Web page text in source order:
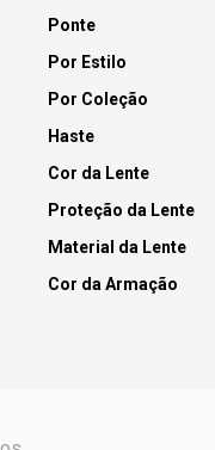
Ponte
Por Estilo
Por Coleção
Haste
Cor da Lente
Proteção da Lente
Material da Lente
Cor da Armação